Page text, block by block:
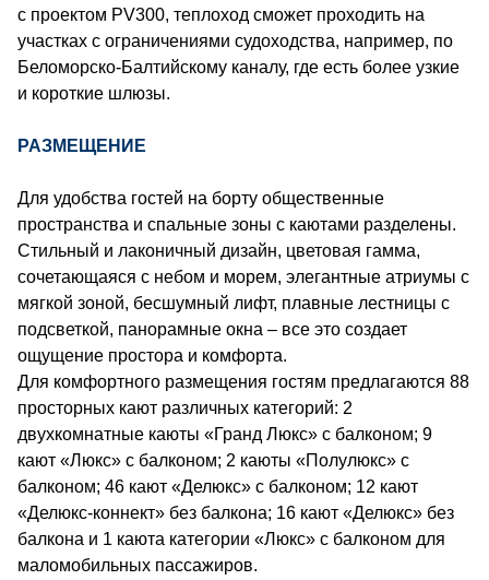
с проектом PV300, теплоход сможет проходить на
участках с ограничениями судоходства, например, по
Беломорско-Балтийскому каналу, где есть более узкие
и короткие шлюзы.
РАЗМЕЩЕНИЕ
Для удобства гостей на борту общественные
пространства и спальные зоны с каютами разделены.
Стильный и лаконичный дизайн, цветовая гамма,
сочетающаяся с небом и морем, элегантные атриумы с
мягкой зоной, бесшумный лифт, плавные лестницы с
подсветкой, панорамные окна – все это создает
ощущение простора и комфорта.
Для комфортного размещения гостям предлагаются 88
просторных кают различных категорий: 2
двухкомнатные каюты «Гранд Люкс» с балконом; 9
кают «Люкс» с балконом; 2 каюты «Полулюкс» с
балконом; 46 кают «Делюкс» с балконом; 12 кают
«Делюкс-коннект» без балкона; 16 кают «Делюкс» без
балкона и 1 каюта категории «Люкс» с балконом для
маломобильных пассажиров.